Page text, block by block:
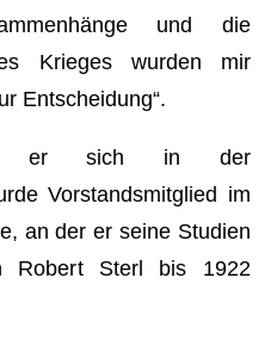
und die
Krieges wurden mir
Entscheidung“.
er sich in der
Vorstandsmitglied im
an der er seine Studien
Robert Sterl bis 1922